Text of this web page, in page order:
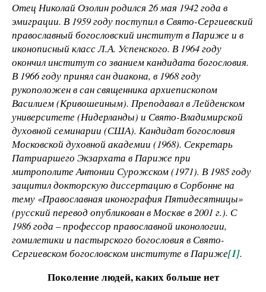
Отец Николай Озолин родился 26 мая 1942 года в
эмиграции. В 1959 году поступил в Свято-Сергиевский
православный богословский институт в Париже и в
иконописный класс Л.А. Успенского. В 1964 году
окончил институт со званием кандидата богословия.
В 1966 году принял сан диакона, в 1968 году
рукоположен в сан священника архиепископом
Василием (Кривошеиным). Преподавал в Лейденском
университете (Нидерланды) и Свято-Владимирской
духовной семинарии (США). Кандидат богословия
Московской духовной академии (1968). Секретарь
Патриаршего Экзархата в Париже при
митрополите Антонии Сурожском (1971). В 1985 году
защитил докторскую диссертацию в Сорбонне на
тему «Православная иконография Пятидесятницы»
(русский перевод опубликован в Москве в 2001 г.). С
1986 года – профессор православной иконологии,
гомилетики и пастырского богословия в Свято-
Сергиевском богословском институте в Париже[1].
Поколение людей, каких больше нет